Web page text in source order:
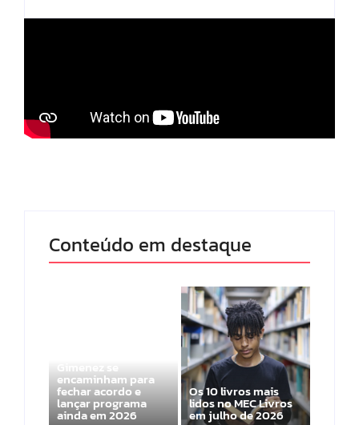
Conteúdo em destaque
Gimenez se
encaminham para
fechar acordo e
lançar programa
ainda em 2026
Os 10 livros mais
lidos no MEC Livros
em julho de 2026